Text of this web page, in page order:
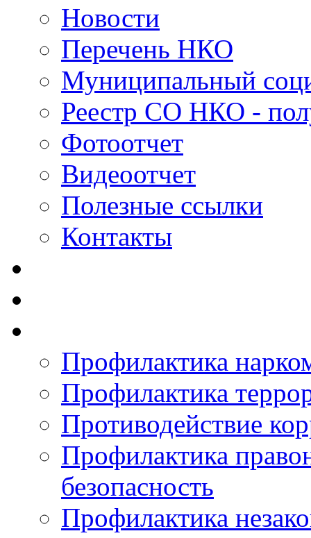
Новости
Перечень НКО
Муниципальный
Реестр СО НКО -
Фотоотчет
Видеоотчет
Полезные ссылки
Контакты
Профилактика
Профилактика
Противодействие
Профилактика
безопасность
Профилактика